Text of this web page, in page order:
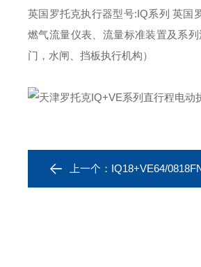
英国罗托克执行器型号:IQ系列 英国
燃气流量仪表、流量标准装置及系
门，水闸、挡板执行机构）
上一个： IQ18+VE64/0818FNP天津罗托